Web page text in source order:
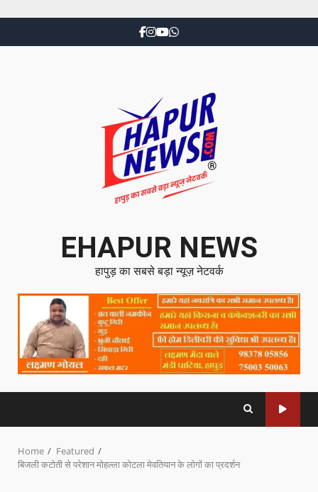
EHAPUR NEWS
हापुड़ का सबसे बड़ा न्यूज़ नेटवर्क
Home
Featured
बिजली कटोती से परेशान मोहल्ला कोटला मेवतियान के लोगों का प्रदर्शन